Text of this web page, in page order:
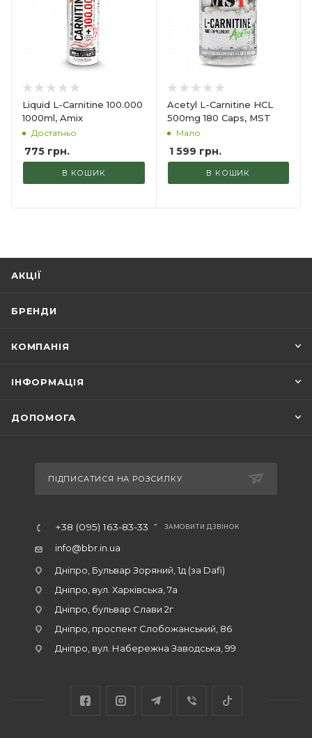
Liquid L-Carnitine 100.000
1000ml, Amix
Достатньо
775 грн.
В КОШИК
Acetyl L-Carnitine HCL
500mg 180 Caps, MST
Мало
1 599 грн.
В КОШИК
АКЦІЇ
БРЕНДИ
КОМПАНІЯ
ІНФОРМАЦІЯ
ДОПОМОГА
ПІДПИСАТИСЯ НА РОЗСИЛКУ
+38 (095) 163-83-33 ЗАМОВИТИ ДЗВІНОК
info@bbr.in.ua
Дніпро, Бульвар Зоряний, 1д (за Dafi)
Дніпро, вул. Харківська, 7а
Дніпро, бульвар Слави 2г
Дніпро, проспект Слобожанський, 86
Дніпро, вул. Набережна Заводська, 99